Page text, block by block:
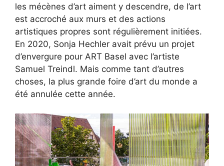
les mécènes d’art aiment y descendre, de l’art
est accroché aux murs et des actions
artistiques propres sont régulièrement initiées.
En 2020, Sonja Hechler avait prévu un projet
d’envergure pour ART Basel avec l’artiste
Samuel Treindl. Mais comme tant d’autres
choses, la plus grande foire d’art du monde a
été annulée cette année.